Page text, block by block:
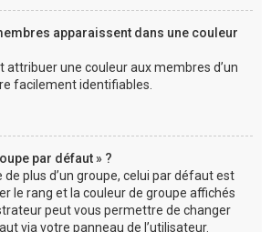
apparaissent dans une couleur
attribuer une couleur aux membres d’un
facilement identifiables.
par défaut » ?
plus d’un groupe, celui par défaut est
le rang et la couleur de groupe affichés
peut vous permettre de changer
via votre panneau de l’utilisateur.